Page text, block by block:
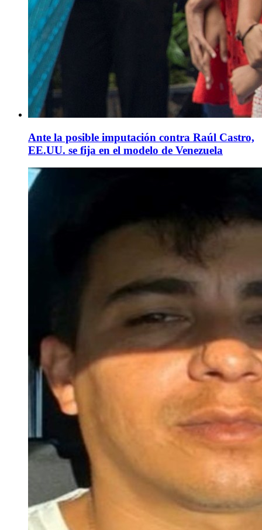
Ante la posible imputación contra Raúl Castro,
EE.UU. se fija en el modelo de Venezuela